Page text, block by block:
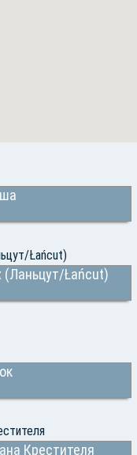
Łańcut)
Крестителя